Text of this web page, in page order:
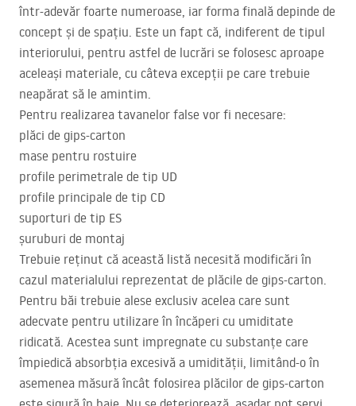
într-adevăr foarte numeroase, iar forma finală depinde de
concept și de spațiu. Este un fapt că, indiferent de tipul
interiorului, pentru astfel de lucrări se folosesc aproape
aceleași materiale, cu câteva excepții pe care trebuie
neapărat să le amintim.
Pentru realizarea tavanelor false vor fi necesare:
plăci de gips-carton
mase pentru rostuire
profile perimetrale de tip UD
profile principale de tip CD
suporturi de tip ES
șuruburi de montaj
Trebuie reținut că această listă necesită modificări în
cazul materialului reprezentat de plăcile de gips-carton.
Pentru băi trebuie alese exclusiv acelea care sunt
adecvate pentru utilizare în încăperi cu umiditate
ridicată. Acestea sunt impregnate cu substanțe care
împiedică absorbția excesivă a umidității, limitând-o în
asemenea măsură încât folosirea plăcilor de gips-carton